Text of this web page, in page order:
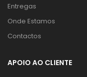
Entregas
Onde Estamos
Contactos
APOIO AO CLIENTE